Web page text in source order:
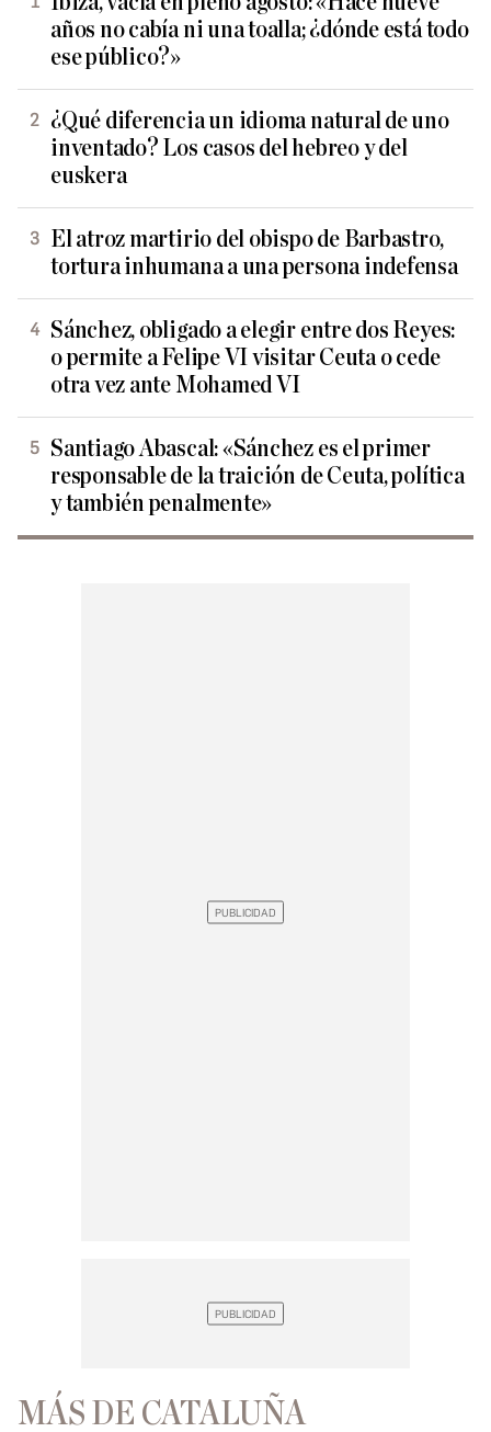
años no cabía ni una toalla; ¿dónde está todo
ese público?»
¿Qué diferencia un idioma natural de uno
inventado? Los casos del hebreo y del
euskera
El atroz martirio del obispo de Barbastro,
tortura inhumana a una persona indefensa
Sánchez, obligado a elegir entre dos Reyes:
o permite a Felipe VI visitar Ceuta o cede
otra vez ante Mohamed VI
Santiago Abascal: «Sánchez es el primer
responsable de la traición de Ceuta, política
y también penalmente»
MÁS DE CATALUÑA